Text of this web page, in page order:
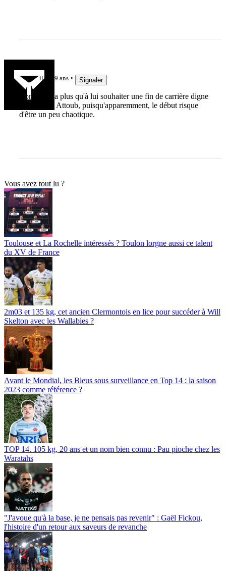
il y a 9 ans Signaler
Bon, il n'y a plus qu'à lui souhaiter une fin de carrière digne
d'un David Attoub, puisqu'apparemment, le début risque
d'être un peu chaotique.
Vous avez tout lu ?
Toulouse et La Rochelle intéressés ? Toulon lorgne aussi ce talent
du XV de France
2m03 et 135 kg, cet ancien Clermontois en lice pour succéder à Will
Skelton avec les Wallabies ?
Avant le Mondial, les Bleus sous surveillance en Top 14 : la saison
2023 comme référence ?
TOP 14. 105 kg, 20 ans et un nom bien connu : Pau pioche chez les
Waratahs
"J'avoue qu'à la base, je ne pensais pas revenir" : Gaël Fickou,
l'histoire d'un retour aux saveurs de revanche